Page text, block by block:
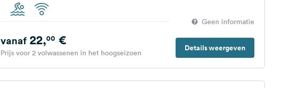
Geen informatie
Details weergeven
vanaf22,00€
Prijs voor 2 volwassenen in het hoogseizoen